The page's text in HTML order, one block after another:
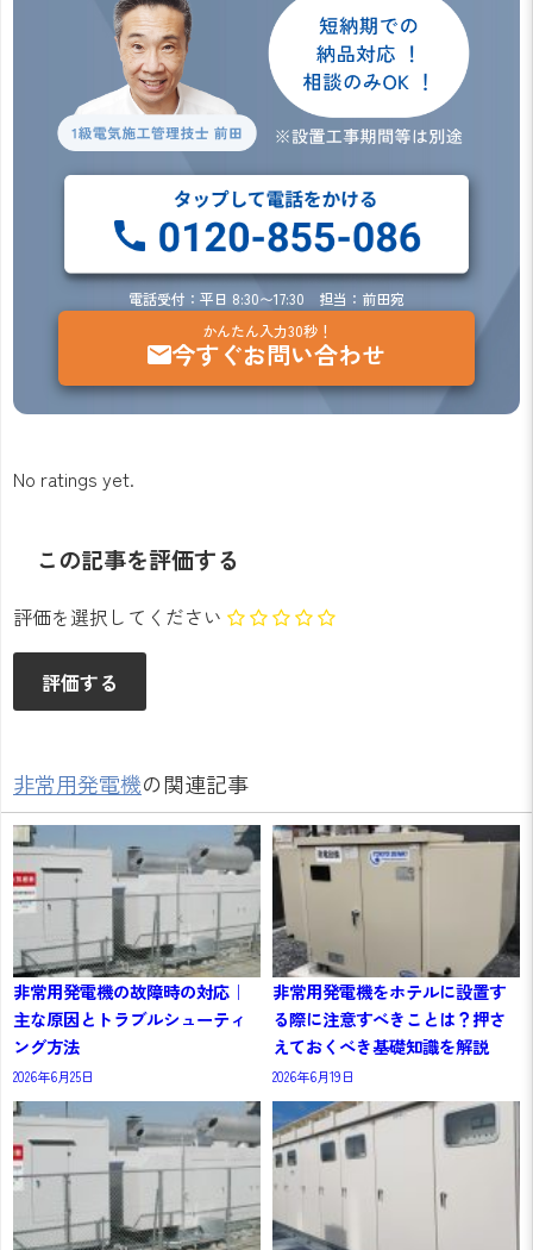
電話受付：平日 8:30〜17:30 担当：前田宛
かんたん入力30秒！
今すぐお問い合わせ
No ratings yet.
この記事を評価する
評価を選択してください
非常用発電機の関連記事
非常用発電機の故障時の対応｜
主な原因とトラブルシューティ
ング方法
2026年6月25日
非常用発電機をホテルに設置す
る際に注意すべきことは？押さ
えておくべき基礎知識を解説
2026年6月19日